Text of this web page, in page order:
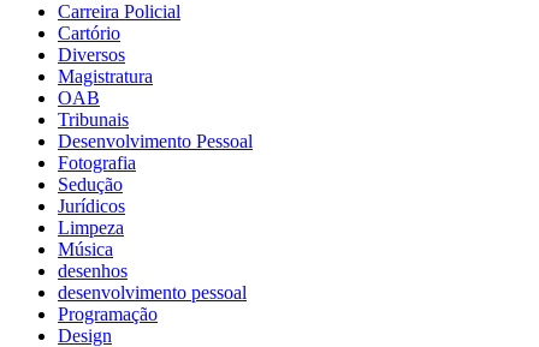
Carreira Policial
Cartório
Diversos
Magistratura
OAB
Tribunais
Desenvolvimento Pessoal
Fotografia
Sedução
Jurídicos
Limpeza
Música
desenhos
desenvolvimento pessoal
Programação
Design